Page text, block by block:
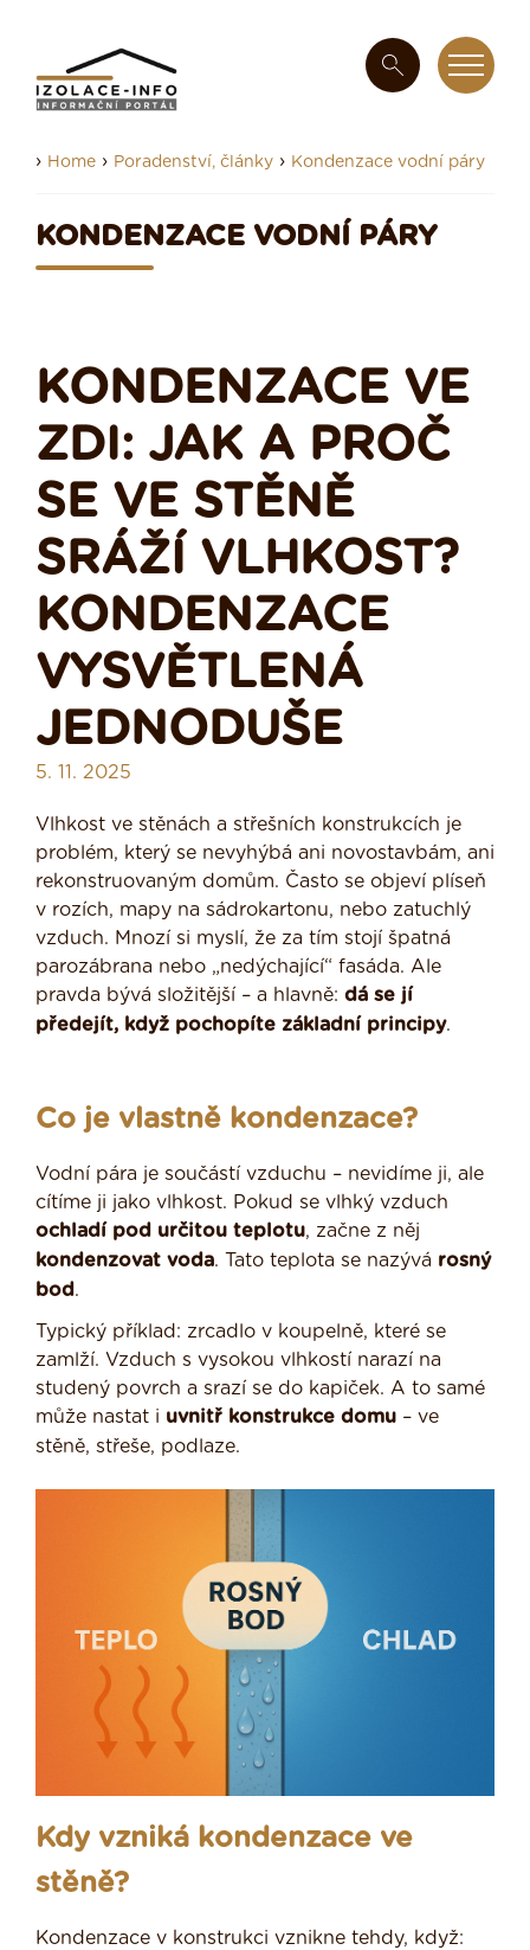
› Home › Poradenství, články › Kondenzace vodní páry
KONDENZACE VODNÍ PÁRY
KONDENZACE VE
ZDI: JAK A PROČ
SE VE STĚNĚ
SRÁŽÍ VLHKOST?
KONDENZACE
VYSVĚTLENÁ
JEDNODUŠE
5. 11. 2025
Vlhkost ve stěnách a střešních konstrukcích je
problém, který se nevyhýbá ani novostavbám, ani
rekonstruovaným domům. Často se objeví plíseň
v rozích, mapy na sádrokartonu, nebo zatuchlý
vzduch. Mnozí si myslí, že za tím stojí špatná
parozábrana nebo „nedýchající“ fasáda. Ale
pravda bývá složitější – a hlavně: dá se jí
předejít, když pochopíte základní principy.
Co je vlastně kondenzace?
Vodní pára je součástí vzduchu – nevidíme ji, ale
cítíme ji jako vlhkost. Pokud se vlhký vzduch
ochladí pod určitou teplotu, začne z něj
kondenzovat voda. Tato teplota se nazývá rosný
bod.
Typický příklad: zrcadlo v koupelně, které se
zamlží. Vzduch s vysokou vlhkostí narazí na
studený povrch a srazí se do kapiček. A to samé
může nastat i uvnitř konstrukce domu – ve
stěně, střeše, podlaze.
Kdy vzniká kondenzace ve
stěně?
Kondenzace v konstrukci vznikne tehdy, když: